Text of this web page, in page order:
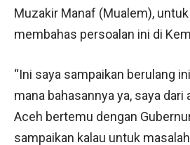
Muzakir Manaf (Mualem),
membahas persoalan ini di
“Ini saya sampaikan berulang
mana bahasannya ya, saya dari
Aceh bertemu dengan
sampaikan kalau untuk